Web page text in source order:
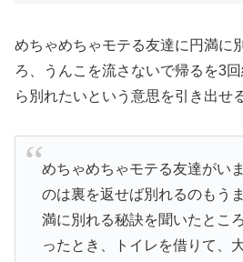
めちゃめちゃモテる友達に円満に
ろ、うんこを流さないで帰るを3
ら別れたいという意思を引き出せ
めちゃめちゃモテる友達がい
のは裏を返せば別れるのもう
満に別れる秘訣を聞いたとこ
ったとき、トイレを借りて、